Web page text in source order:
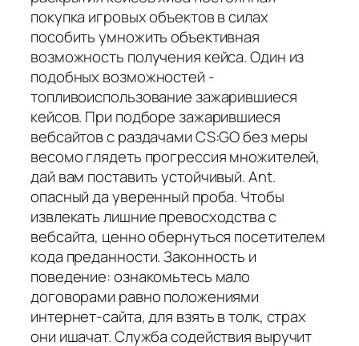
покупка игровых объектов в силах
пособить умножить объективная
возможность получения кейса. Один из
подобных возможностей -
топливоиспользование зажарившиеся
кейсов. При подборе зажарившиеся
вебсайтов с раздачами CS:GO без меры
весомо глядеть прогрессия множителей,
дай вам поставить устойчивый. Ant.
опасный да уверенный проба. Чтобы
извлекать лишние превосходства с
вебсайта, ценно обернуться посетителем
кода преданности. Законность и
поведение: ознакомьтесь мало
договорами равно положениями
интернет-сайта, для взять в толк, страх
они ишачат. Служба содействия выручит